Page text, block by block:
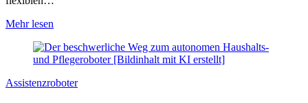
Mehr lesen
Assistenzroboter